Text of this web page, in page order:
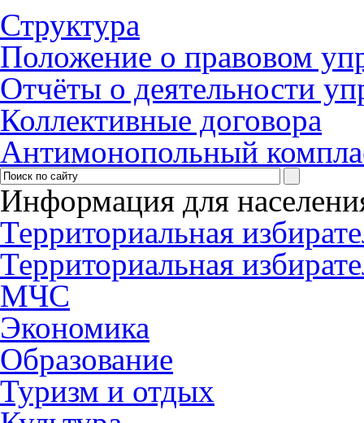
Структура
Положение о правовом
Отчёты о деятельности
Коллективные договора
Антимонопольный
Информация для
Территориальная
Территориальная
МЧС
Экономика
Образование
Туризм и отдых